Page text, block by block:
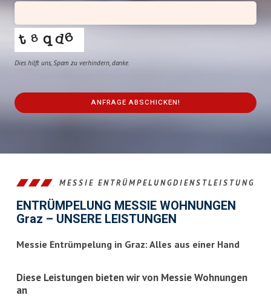
Dies hilft uns, Spam zu verhindern, danke.
ANFRAGE ABSCHICKEN!
should
left
MESSIE ENTRÜMPELUNGDIENSTLEISTUNG
ENTRÜMPELUNG MESSIE WOHNUNGEN
Graz – UNSERE LEISTUNGEN
Messie Entrümpelung in Graz: Alles aus einer Hand
Diese Leistungen bieten wir von Messie Wohnungen
an